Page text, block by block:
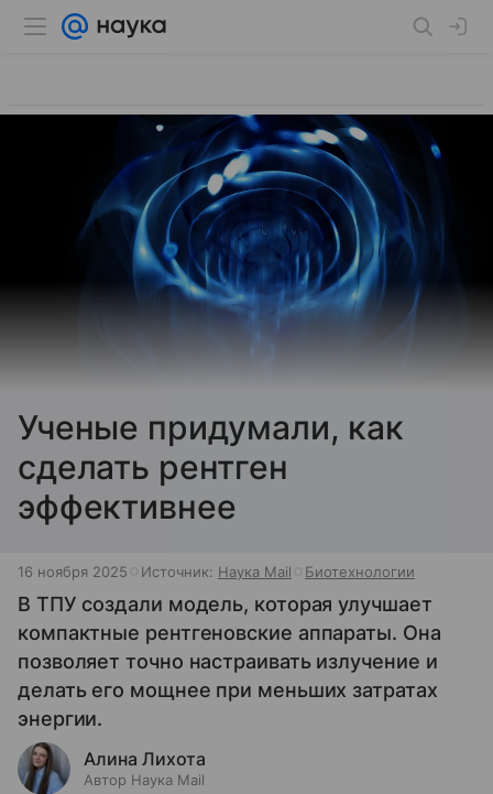
Ученые придумали, как
сделать рентген
эффективнее
16 ноября 2025 Источник: Наука Mail Биотехнологии
В ТПУ создали модель, которая улучшает
компактные рентгеновские аппараты. Она
позволяет точно настраивать излучение и
делать его мощнее при меньших затратах
энергии.
Алина Лихота
Автор Наука Mail